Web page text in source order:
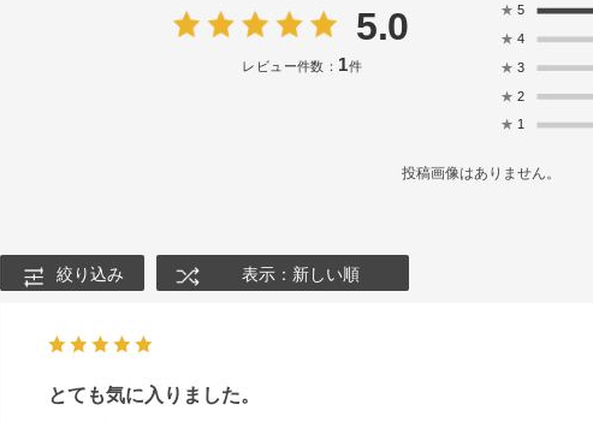
5.0
レビュー件数： 1件
★ 5
★ 4
★ 3
★ 2
★ 1
投稿画像はありません。
絞り込み 表示：新しい順
とても気に入りました。